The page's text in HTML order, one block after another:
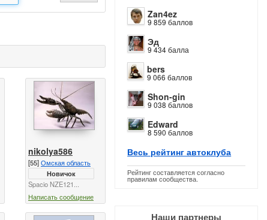
Zan4ez
9 859 баллов
Эд
9 434 балла
bers
9 066 баллов
Shon-gin
9 038 баллов
Edward
8 590 баллов
Весь рейтинг автоклуба
Рейтинг составляется согласно
правилам сообщества.
Наши партнеры
nikolya586
[55]Омская область
Новичок
Spacio NZE121...
Написать сообщение